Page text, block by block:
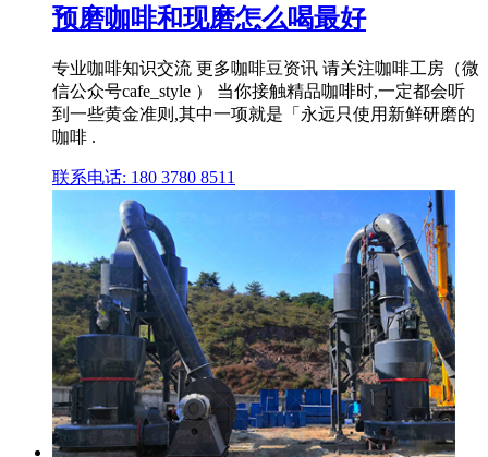
预磨咖啡和现磨怎么喝最好
专业咖啡知识交流 更多咖啡豆资讯 请关注咖啡工房（微
信公众号cafe_style ） 当你接触精品咖啡时,一定都会听
到一些黄金准则,其中一项就是「永远只使用新鲜研磨的
咖啡 .
联系电话: 180 3780 8511